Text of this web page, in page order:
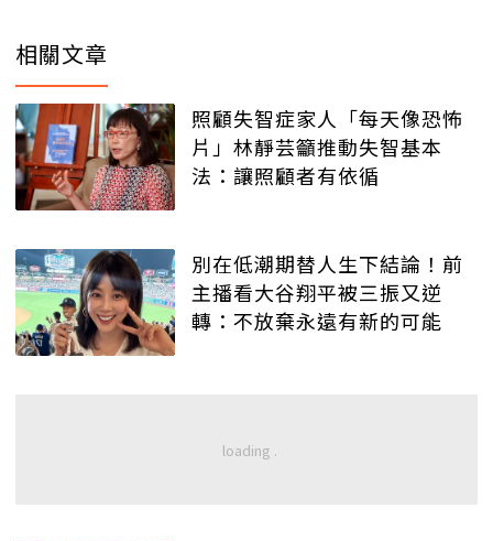
相關文章
照顧失智症家人「每天像恐怖
片」林靜芸籲推動失智基本
法：讓照顧者有依循
別在低潮期替人生下結論！前
主播看大谷翔平被三振又逆
轉：不放棄永遠有新的可能